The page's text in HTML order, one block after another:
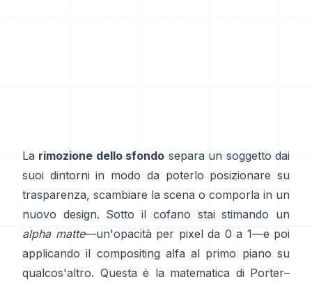
La rimozione dello sfondo separa un soggetto dai
suoi dintorni in modo da poterlo posizionare su
trasparenza, scambiare la scena o comporla in un
nuovo design. Sotto il cofano stai stimando un
alpha matte—un'opacità per pixel da 0 a 1—e poi
applicando il compositing alfa al primo piano su
qualcos'altro. Questa è la matematica di Porter–